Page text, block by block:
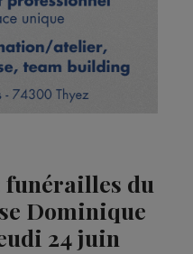
funérailles du
Dominique
24 juin